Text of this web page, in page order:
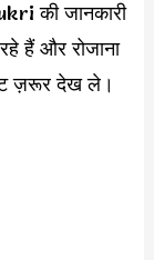
की जानकारी
हैं और रोजाना
ज़रूर देख ले।